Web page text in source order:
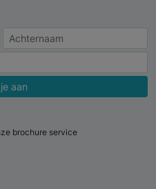
aan
brochure service